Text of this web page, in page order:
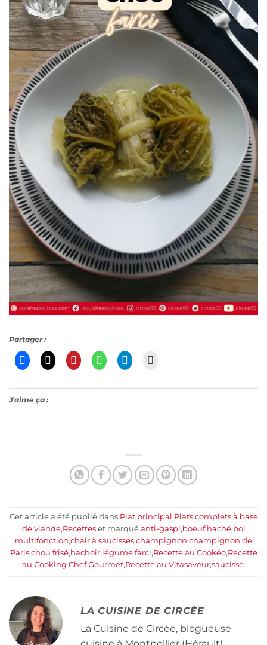
Partager :
J’aime ça :
Cet article a été publié dans Plat principal,Plats complets à base
de viande,Recetteset marqué anti-gaspi,boeuf haché,bol
multifonction,chair à saucisses,champignon,champignon de
Paris,chou frisé,hachoir,légume farci,Recette au Cookéo,Recette
au Cooking Chef Gourmet,Recette au Vitasaveur,saucisse.
LA CUISINE DE CIRCÉE
La Cuisine de Circée, blogueuse